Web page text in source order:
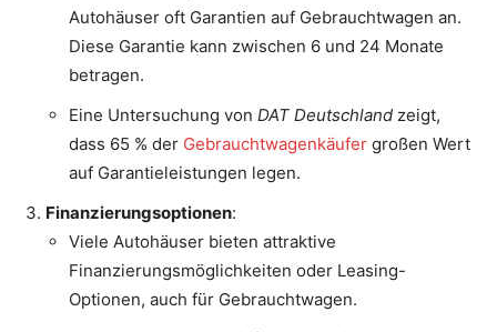
Autohäuser oft Garantien auf Gebrauchtwagen an.
Diese Garantie kann zwischen 6 und 24 Monate
betragen.
Eine Untersuchung von DAT Deutschland zeigt,
dass 65 % der Gebrauchtwagenkäufer großen Wert
auf Garantieleistungen legen.
Finanzierungsoptionen:
Viele Autohäuser bieten attraktive
Finanzierungsmöglichkeiten oder Leasing-
Optionen, auch für Gebrauchtwagen.